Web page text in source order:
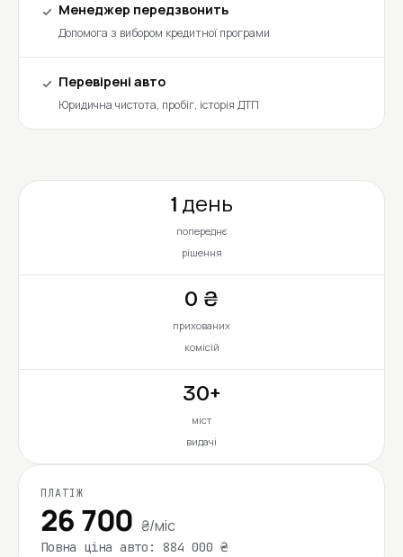
Менеджер передзвонить
Допомога з вибором кредитної програми
Перевірені авто
Юридична чистота, пробіг, історія ДТП
1 день
попереднє
рішення
0 ₴
прихованих
комісій
30+
міст
видачі
ПЛАТІЖ
26 700 ₴/міс
Повна ціна авто: 884 000 ₴